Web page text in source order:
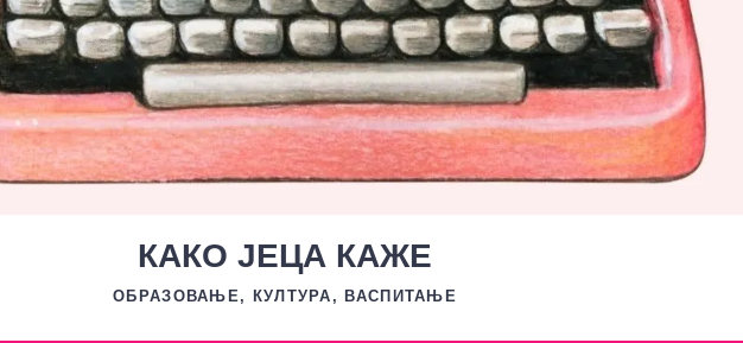
КАКО ЈЕЦА КАЖЕ
ОБРАЗОВАЊЕ, КУЛТУРА, ВАСПИТАЊЕ